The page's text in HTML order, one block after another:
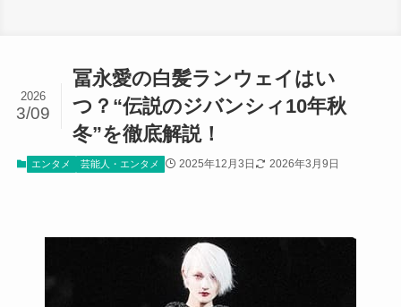
冨永愛の白髪ランウェイはい
つ？“伝説のジバンシィ10年秋
冬”を徹底解説！
2026
3/09
エンタメ 芸能人・エンタメ 2025年12月3日 2026年3月9日